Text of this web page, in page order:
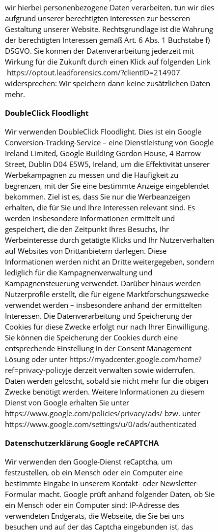
wir hierbei personenbezogene Daten verarbeiten, tun wir dies
aufgrund unserer berechtigten Interessen zur besseren
Gestaltung unserer Website. Rechtsgrundlage ist die Wahrung
der berechtigten Interessen gemäß Art. 6 Abs. 1 Buchstabe f)
DSGVO. Sie können der Datenverarbeitung jederzeit mit
Wirkung für die Zukunft durch einen Klick auf folgenden Link
https://optout.leadforensics.com/?clientID=214907
widersprechen: Wir speichern dann keine zusätzlichen Daten
mehr.
DoubleClick Floodlight
Wir verwenden DoubleClick Floodlight. Dies ist ein Google
Conversion-Tracking-Service – eine Dienstleistung von Google
Ireland Limited, Google Building Gordon House, 4 Barrow
Street, Dublin D04 E5W5, Ireland, um die Effektivität unserer
Werbekampagnen zu messen und die Häufigkeit zu
begrenzen, mit der Sie eine bestimmte Anzeige eingeblendet
bekommen. Ziel ist es, dass Sie nur die Werbeanzeigen
erhalten, die für Sie und Ihre Interessen relevant sind. Es
werden insbesondere Informationen ermittelt und
gespeichert, die den Zeitpunkt Ihres Besuchs, Ihr
Werbeinteresse durch getätigte Klicks und Ihr Nutzerverhalten
auf Websites von Drittanbietern darlegen. Diese
Informationen werden nicht an Dritte weitergegeben, sondern
lediglich für die Kampagnenverwaltung und
Kampagnensteuerung verwendet. Darüber hinaus werden
Nutzerprofile erstellt, die für eigene Marktforschungszwecke
verwendet werden – insbesondere anhand der ermittelten
Interessen. Die Datenverarbeitung und Speicherung der
Cookies für diese Zwecke erfolgt nur nach Ihrer Einwilligung.
Sie können die Speicherung der Cookies durch eine
entsprechende Einstellung in der Consent Management
Lösung oder unter https://myadcenter.google.com/home?
ref=privacy-policyje derzeit verwalten sowie widerrufen.
Daten werden gelöscht, sobald sie nicht mehr für die obigen
Zwecke benötigt werden. Weitere Informationen zu diesem
Dienst von Google erhalten Sie unter
https://www.google.com/policies/privacy/ads/ bzw. unter
https://www.google.com/settings/u/0/ads/authenticated
Datenschutzerklärung Google reCAPTCHA
Wir verwenden den Google-Dienst reCaptcha, um
festzustellen, ob ein Mensch oder ein Computer eine
bestimmte Eingabe in unserem Kontakt- oder Newsletter-
Formular macht. Google prüft anhand folgender Daten, ob Sie
ein Mensch oder ein Computer sind: IP-Adresse des
verwendeten Endgeräts, die Webseite, die Sie bei uns
besuchen und auf der das Captcha eingebunden ist, das